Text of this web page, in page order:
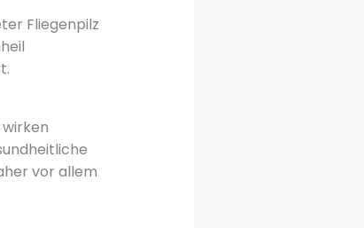
Fliegenpilz
vor allem